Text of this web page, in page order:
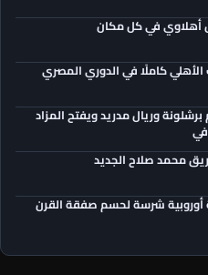
أهلاوي في كل مكان
كاملًا في الدوري المصري
وريال مدريد ويفتح المزاد
محمد صلاح الجديد
أوروبية شرسة لحسم صفقة القرن